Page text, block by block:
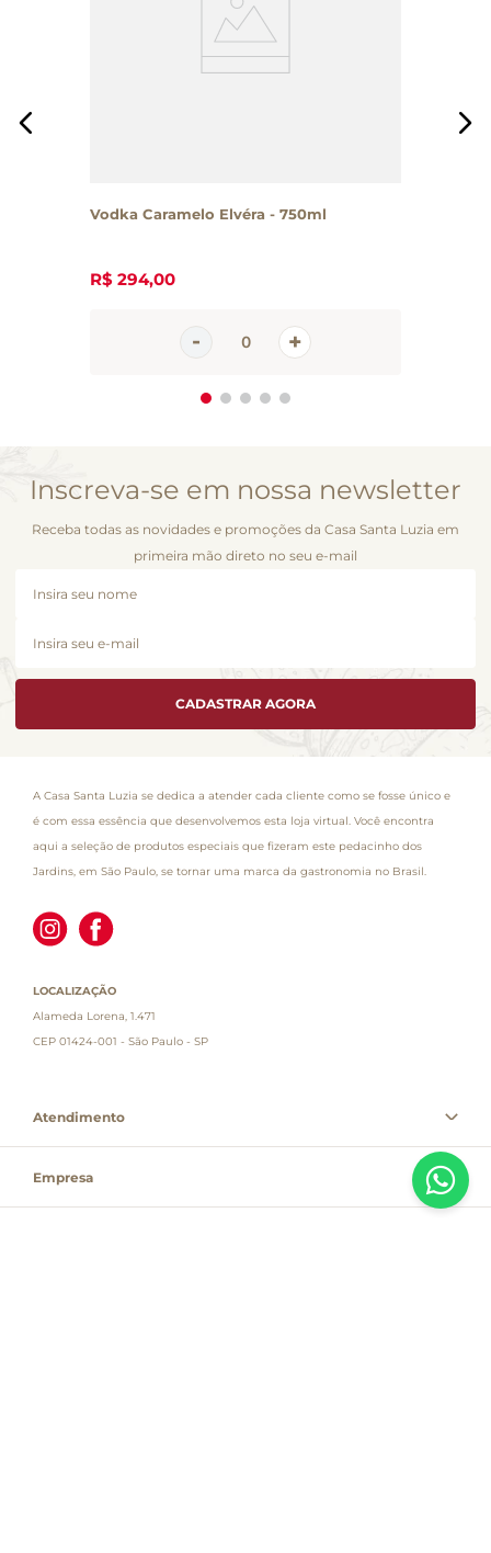
Vodka Caramelo Elvéra - 750ml
R$ 294,00
Inscreva-se em nossa newsletter
Receba todas as novidades e promoções da Casa Santa Luzia em
primeira mão direto no seu e-mail
CADASTRAR AGORA
A Casa Santa Luzia se dedica a atender cada cliente como se fosse único e
é com essa essência que desenvolvemos esta loja virtual. Você encontra
aqui a seleção de produtos especiais que fizeram este pedacinho dos
Jardins, em São Paulo, se tornar uma marca da gastronomia no Brasil.
LOCALIZAÇÃO
Alameda Lorena, 1.471
CEP 01424-001 - São Paulo - SP
Atendimento
Empresa